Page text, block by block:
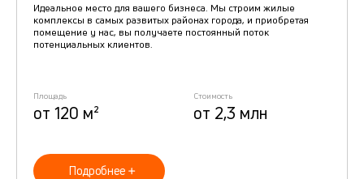
Идеальное место для вашего бизнеса. Мы строим жилые
комплексы в самых развитых районах города, и приобретая
помещение у нас, вы получаете постоянный поток
потенциальных клиентов.
Площадь
от 120 м²
Стоимость
от 2,3 млн
Подробнее